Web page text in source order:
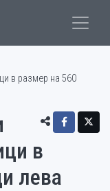
в размер на 560
в
лева